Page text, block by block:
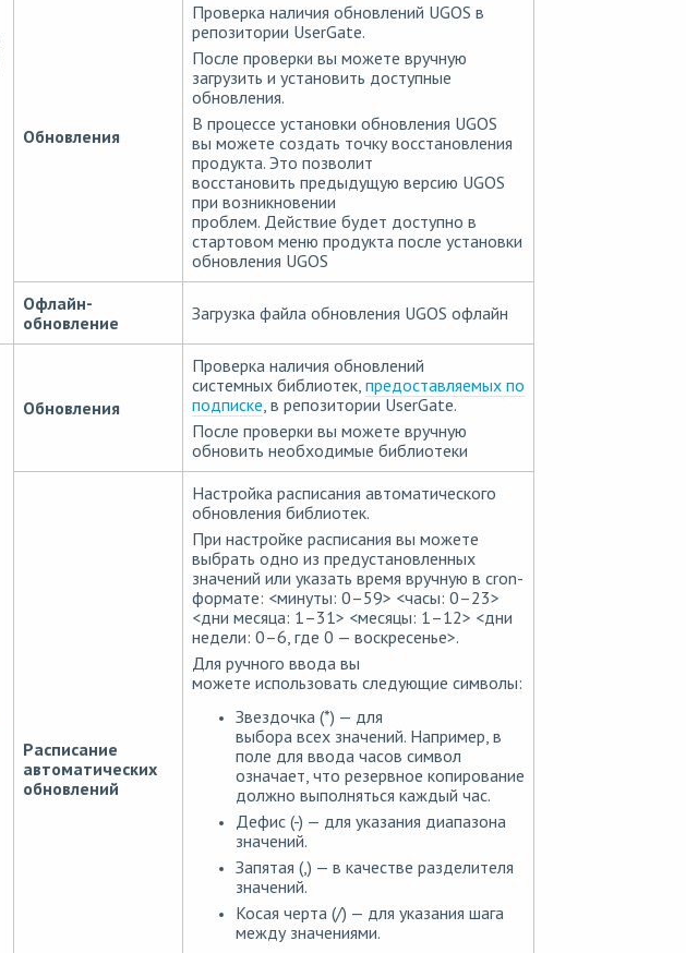
Обновления
Проверка наличия обновлений UGOS в
репозитории UserGate.
После проверки вы можете вручную
загрузить и установить доступные
обновления.
В процессе установки обновления UGOS
вы можете создать точку восстановления
продукта. Это позволит
восстановить предыдущую версию UGOS
при возникновении
проблем. Действие будет доступно в
стартовом меню продукта после установки
обновления UGOS
Офлайн-
обновление
Загрузка файла обновления UGOS офлайн
Обновления
Проверка наличия обновлений
системных библиотек, предоставляемых по
подписке, в репозитории UserGate.
После проверки вы можете вручную
обновить необходимые библиотеки
Расписание
автоматических
обновлений
Настройка расписания автоматического
обновления библиотек.
При настройке расписания вы можете
выбрать одно из предустановленных
значений или указать время вручную в cron-
формате: <минуты: 0–59> <часы: 0–23>
<дни месяца: 1–31> <месяцы: 1–12> <дни
недели: 0–6, где 0 — воскресенье>.
Для ручного ввода вы
можете использовать следующие символы:
Звездочка (*) — для
выбора всех значений. Например, в
поле для ввода часов символ
означает, что резервное копирование
должно выполняться каждый час.
Дефис (-) — для указания диапазона
значений.
Запятая (,) — в качестве разделителя
значений.
Косая черта (/) — для указания шага
между значениями.